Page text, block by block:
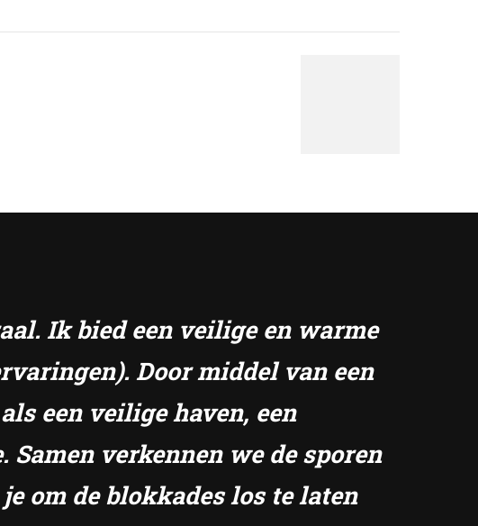
Ik bied een veilige en warme
Door middel van een
een veilige haven, een
verkennen we de sporen
om de blokkades los te laten